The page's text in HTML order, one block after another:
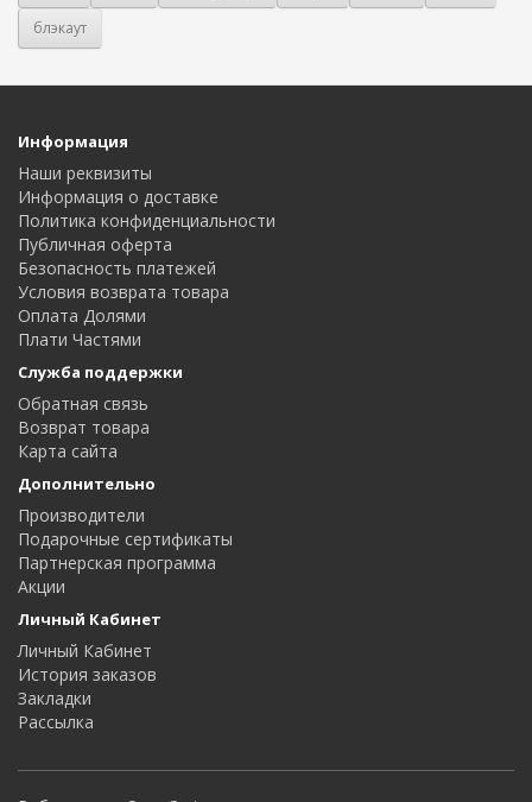
блэкаут
Информация
Наши реквизиты
Информация о доставке
Политика конфиденциальности
Публичная оферта
Безопасность платежей
Условия возврата товара
Оплата Долями
Плати Частями
Служба поддержки
Обратная связь
Возврат товара
Карта сайта
Дополнительно
Производители
Подарочные сертификаты
Партнерская программа
Акции
Личный Кабинет
Личный Кабинет
История заказов
Закладки
Рассылка